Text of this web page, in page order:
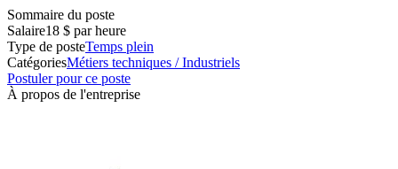
Sommaire du poste
Salaire18 $ par heure
Type de posteTemps plein
CatégoriesMétiers techniques / Industriels
Postuler pour ce poste
À propos de l'entreprise